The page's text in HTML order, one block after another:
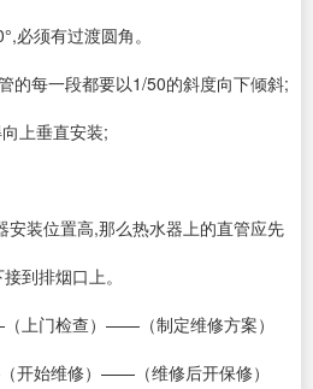
必须有过渡圆角。
的每一段都要以1/50的斜度向下倾斜;
上垂直安装;
安装位置高,那么热水器上的直管应先
到排烟口上。
上门检查）——（制定维修方案）
始维修）——（维修后开保修）